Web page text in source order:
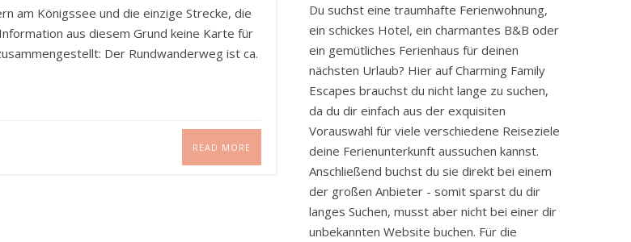
am Königssee und die einzige Strecke, die
aus diesem Grund keine Karte für
Der Rundwanderweg ist ca.
READ MORE
Du suchst eine traumhafte Ferienwohnung,
ein schickes Hotel, ein charmantes B&B oder
ein gemütliches Ferienhaus für deinen
nächsten Urlaub? Hier auf Charming Family
Escapes brauchst du nicht lange zu suchen,
da du dir einfach aus der exquisiten
Vorauswahl für viele verschiedene Reiseziele
deine Ferienunterkunft aussuchen kannst.
Anschließend buchst du sie direkt bei einem
der großen Anbieter - somit sparst du dir
langes Suchen, musst aber nicht bei einer dir
unbekannten Website buchen. Für die